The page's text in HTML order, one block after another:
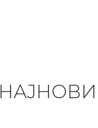
НАЈНОВИ